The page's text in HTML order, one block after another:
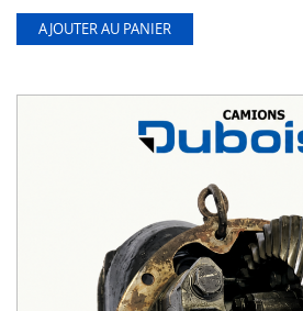
AJOUTER AU PANIER